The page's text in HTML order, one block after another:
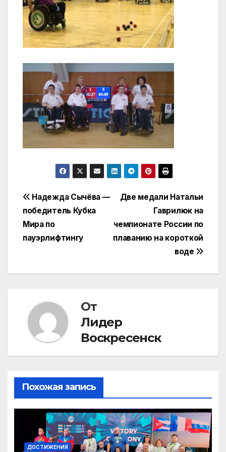
Навигация
по
записям
Две медали Натальи
Гаврилюк на
чемпионате России по
плаванию на короткой
воде
Надежда Сычёва —
победитель Кубка
Мира по
пауэрлифтингу
От
Лидер
Воскресенск
Похожая запись
ДОСТИЖЕНИЯ